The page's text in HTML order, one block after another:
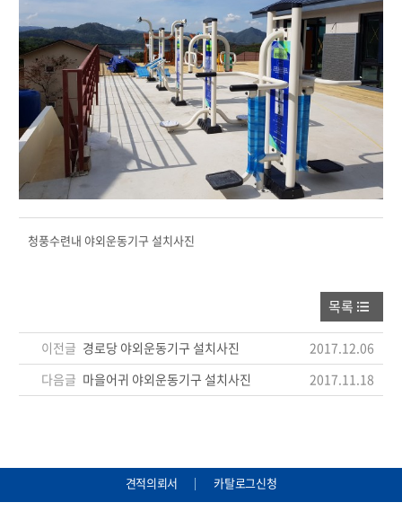
청풍수련내 야외운동기구 설치사진
목록
이전글 경로당 야외운동기구 설치사진
2017.12.06
다음글 마을어귀 야외운동기구 설치사진 2017.11.18
견적의뢰서 카탈로그신청